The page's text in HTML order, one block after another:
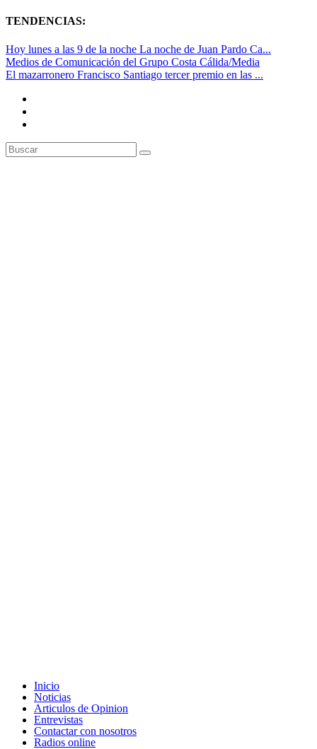
TENDENCIAS:
Hoy lunes a las 9 de la noche La noche de Juan Pardo Ca...
Medios de Comunicación del Grupo Costa Cálida/Media
El mazarronero Francisco Santiago tercer premio en las ...
Inicio
Noticias
Articulos de Opinion
Entrevistas
Contactar con nosotros
Radios online